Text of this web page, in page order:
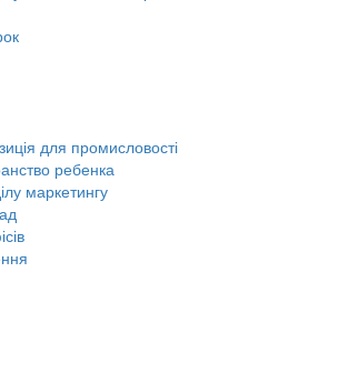
для промисловості
ребенка
маркетингу